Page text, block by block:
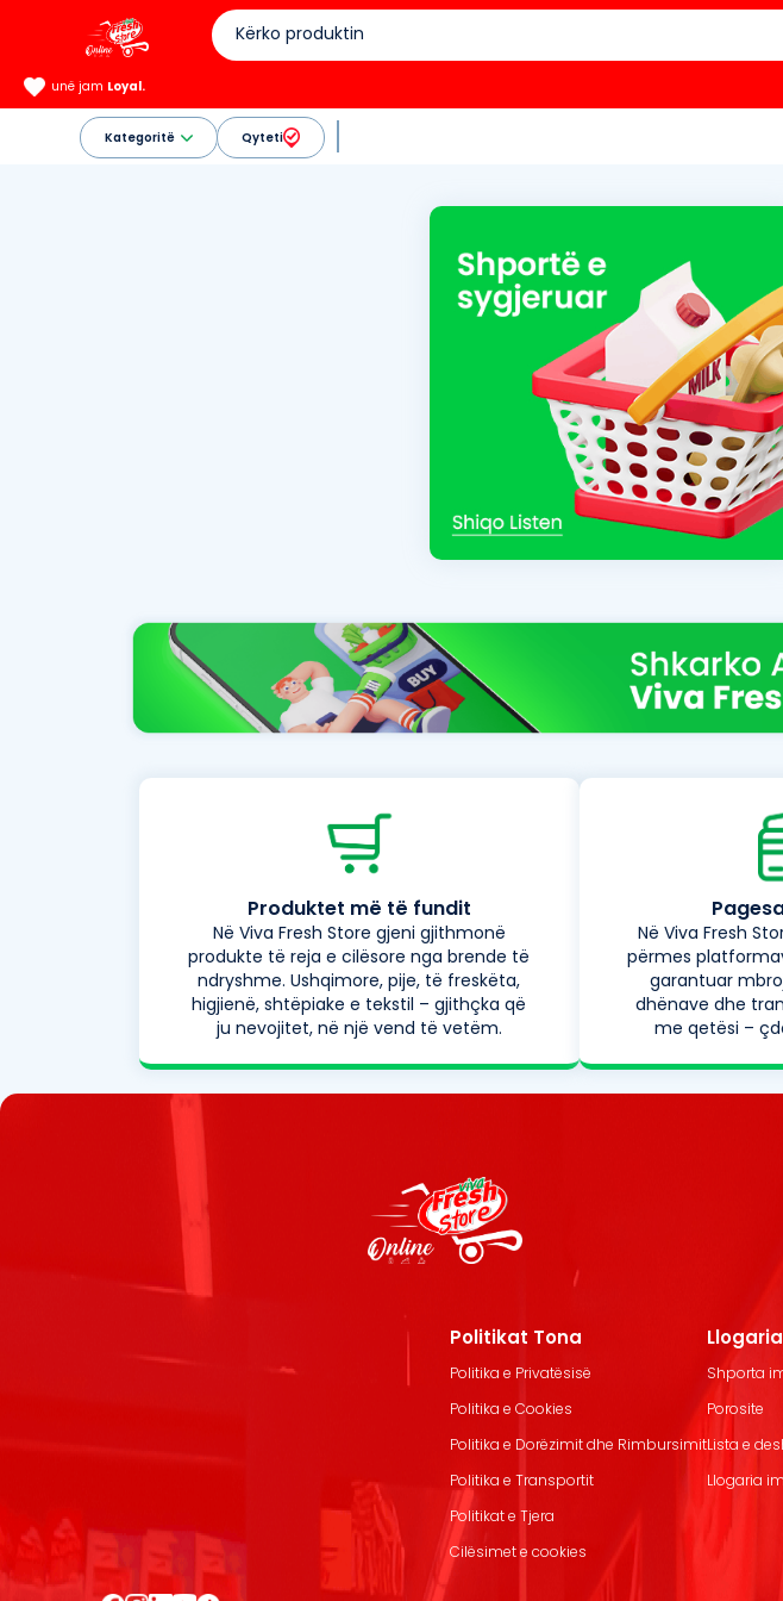
unë jam Loyal.
Kategoritë Qyteti
Produktet më të fundit
Në Viva Fresh Store gjeni gjithmonë
produkte të reja e cilësore nga brende të
ndryshme. Ushqimore, pije, të freskëta,
higjienë, shtëpiake e tekstil – gjithçka që
ju nevojitet, në një vend të vetëm.
Në Viva Fresh
përmes
garantuar
dhënave dhe
me qetësi –
Politikat Tona
Politika e Privatësisë
Politika e Cookies
Politika e Dorëzimit dhe Rimbursimit
Politika e Transportit
Politikat e Tjera
Cilësimet e cookies
Llogaria
Shporta
Porosite
Lista e
Llogaria